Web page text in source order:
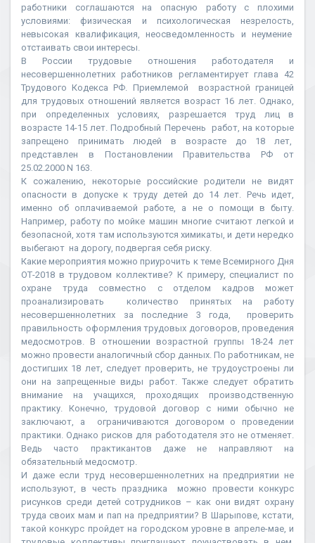
работники соглашаются на опасную работу с плохими
условиями: физическая и психологическая незрелость,
невысокая квалификация, неосведомленность и неумение
отстаивать свои интересы.
В России трудовые отношения работодателя и
несовершеннолетних работников регламентирует глава 42
Трудового Кодекса РФ. Приемлемой возрастной границей
для трудовых отношений является возраст 16 лет. Однако,
при определенных условиях, разрешается труд лиц в
возрасте 14-15 лет. Подробный Перечень работ, на которые
запрещено принимать людей в возрасте до 18 лет,
представлен в Постановлении Правительства РФ от
25.02.2000 N 163.
К сожалению, некоторые российские родители не видят
опасности в допуске к труду детей до 14 лет. Речь идет,
именно об оплачиваемой работе, а не о помощи в быту.
Например, работу по мойке машин многие считают легкой и
безопасной, хотя там используются химикаты, и дети нередко
выбегают на дорогу, подвергая себя риску.
Какие мероприятия можно приурочить к теме Всемирного Дня
ОТ-2018 в трудовом коллективе? К примеру, специалист по
охране труда совместно с отделом кадров может
проанализировать количество принятых на работу
несовершеннолетних за последние 3 года, проверить
правильность оформления трудовых договоров, проведения
медосмотров. В отношении возрастной группы 18-24 лет
можно провести аналогичный сбор данных. По работникам, не
достигших 18 лет, следует проверить, не трудоустроены ли
они на запрещенные виды работ. Также следует обратить
внимание на учащихся, проходящих производственную
практику. Конечно, трудовой договор с ними обычно не
заключают, а ограничиваются договором о проведении
практики. Однако рисков для работодателя это не отменяет.
Ведь часто практикантов даже не направляют на
обязательный медосмотр.
И даже если труд несовершеннолетних на предприятии не
используют, в честь праздника можно провести конкурс
рисунков среди детей сотрудников – как они видят охрану
труда своих мам и пап на предприятии? В Шарыпове, кстати,
такой конкурс пройдет на городском уровне в апреле-мае, и